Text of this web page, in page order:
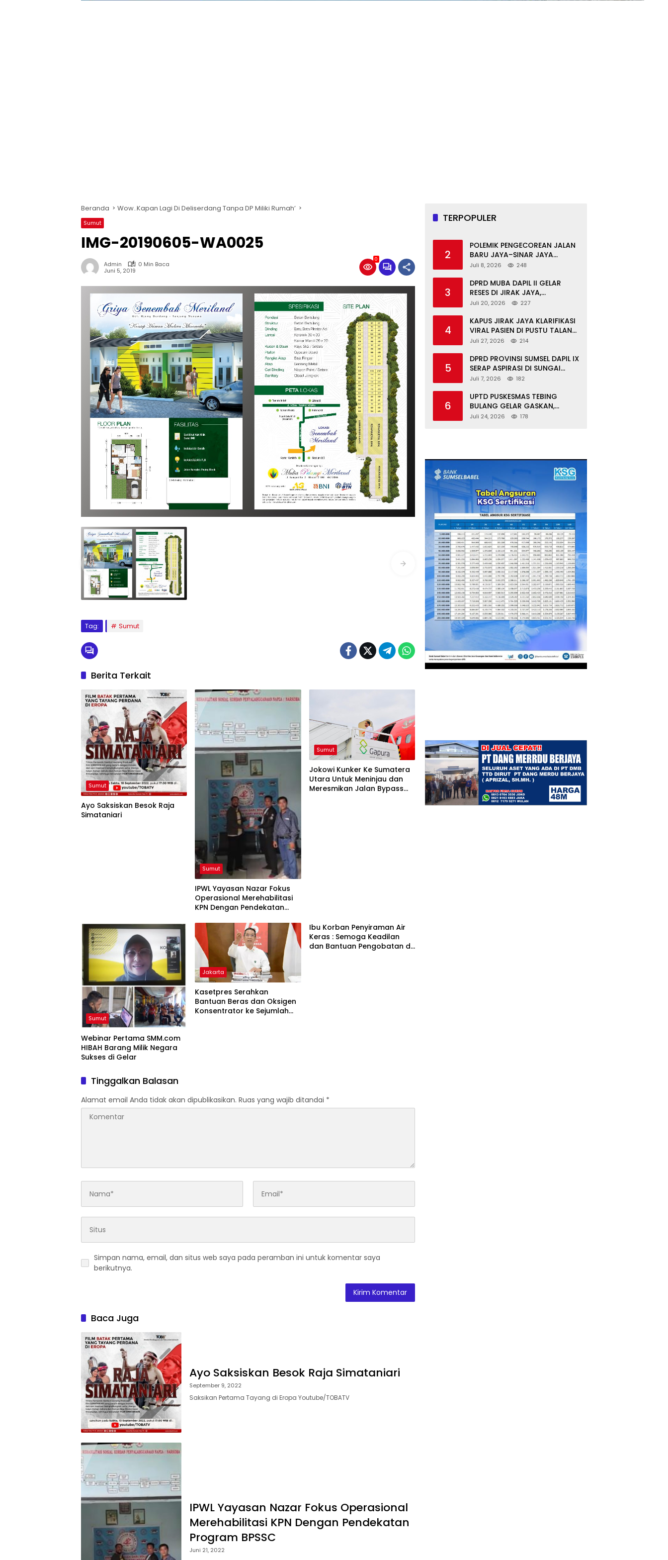
Beranda Wow..Kapan Lagi Di Deliserdang Tanpa DP Miliki Rumah’
Sumut
IMG-20190605-WA0025
Admin
0 Min Baca
Juni 5, 2019
0
Tag: Sumut
Berita Terkait
Sumut
Ayo Saksiskan Besok Raja
Simataniari
Sumut
IPWL Yayasan Nazar Fokus
Operasional Merehabilitasi
KPN Dengan Pendekatan
Sumut
Jokowi Kunker Ke Sumatera
Utara Untuk Meninjau dan
Meresmikan Jalan Bypass
Sumut
Webinar Pertama SMM.com
HIBAH Barang Milik Negara
Sukses di Gelar
Jakarta
Kasetpres Serahkan
Bantuan Beras dan Oksigen
Konsentrator ke Sejumlah
Ibu Korban Penyiraman Air
Keras : Semoga Keadilan
dan Bantuan Pengobatan di
Tinggalkan Balasan
Alamat email Anda tidak akan dipublikasikan. Ruas yang wajib ditandai *
Simpan nama, email, dan situs web saya pada peramban ini untuk komentar saya
berikutnya.
Baca Juga
Ayo Saksiskan Besok Raja Simataniari
September 9, 2022
Saksikan Pertama Tayang di Eropa Youtube/TOBATV
IPWL Yayasan Nazar Fokus Operasional
Merehabilitasi KPN Dengan Pendekatan
Program BPSSC
Juni 21, 2022
TERPOPULER
2
POLEMIK PENGECOREAN JALAN
BARU JAYA–SINAR JAYA
BERAKHIR DAMAI, WARGA
FORKOPIMCAM DAN DPRD
MUBA
Juli 8, 2026 248
3
DPRD MUBA DAPIL II GELAR
RESES DI JIRAK JAYA,
SERAHKAN BANTOR DAN
TPS 3R
Juli 20, 2026 227
4
KAPUS JIRAK JAYA KLARIFIKASI
VIRAL PASIEN DI PUSTU TALANG
MANDUNG: ITU MISKOMUNIKASI
Juli 27, 2026 214
5
DPRD PROVINSI SUMSEL DAPIL IX
SERAP ASPIRASI DI SUNGAI
KERUH: KADES & TOKOH DESAK
EKONOMI
Juli 7, 2026 182
6
UPTD PUSKESMAS TEBING
BULANG GELAR GASKAN,
LAYANI PEMERIKSAAN
Juli 24, 2026 178